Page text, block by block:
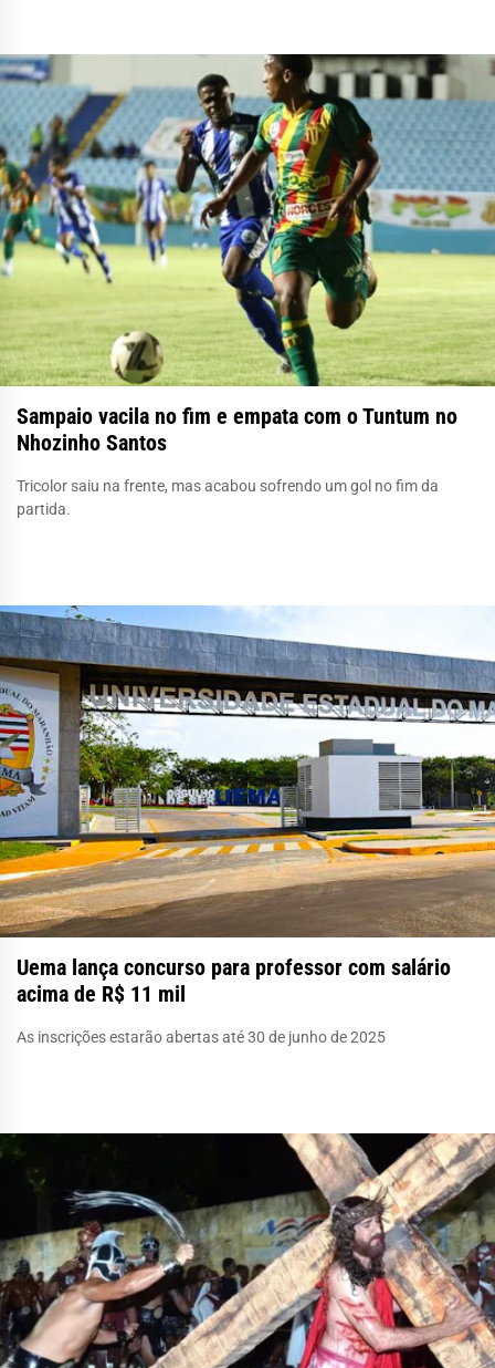
Sampaio vacila no fim e empata com o Tuntum no
Nhozinho Santos
Tricolor saiu na frente, mas acabou sofrendo um gol no fim da
partida.
Uema lança concurso para professor com salário
acima de R$ 11 mil
As inscrições estarão abertas até 30 de junho de 2025